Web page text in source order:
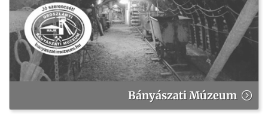
Bányászati Múzeum